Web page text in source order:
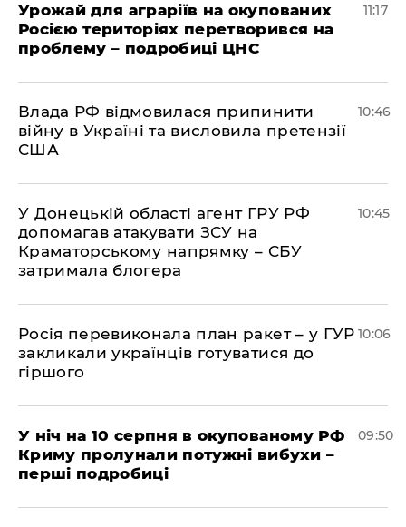
Урожай для аграріїв на окупованих
Росією територіях перетворився на
проблему – подробиці ЦНС
11:17
Влада РФ відмовилася припинити
війну в Україні та висловила претензії
США
10:46
У Донецькій області агент ГРУ РФ
допомагав атакувати ЗСУ на
Краматорському напрямку – СБУ
затримала блогера
10:45
Росія перевиконала план ракет – у ГУР
закликали українців готуватися до
гіршого
10:06
У ніч на 10 серпня в окупованому РФ
Криму пролунали потужні вибухи –
перші подробиці
09:50